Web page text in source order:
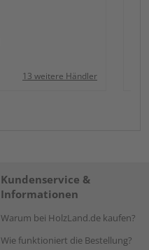
13 weitere Händler
Kundenservice &
Informationen
Warum bei HolzLand.de kaufen?
Wie funktioniert die Bestellung?